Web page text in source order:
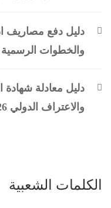
دليل دفع
والخطوات الرسمية 2026
دليل معادلة
والاعتراف الدولي 2026
الكلمات الشعبية